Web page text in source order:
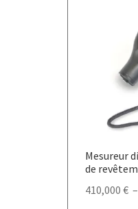
Mesureur
de
410,000 € –